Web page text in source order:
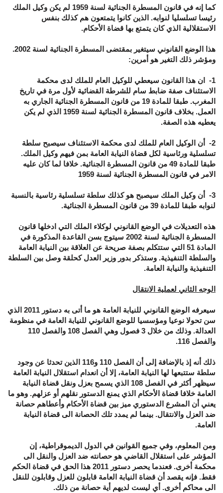
كما إنه في قانون المسطرة الجنائية لسنة 1959 لم يكن وكيل الملك
رئيسا تسلسليا لنوابه. الذين كانوا يتمتعون هم كذلك بنفس
الاستقلالية الذي كان يتمتع بها قضاة الأحكام.
هذا الوضع القانوني سيتغير بمقتضى المسطرة الجنائية لسنة 2002.
ومؤشر ذلك التغير هو أمرين:
1- ان هذا القانون سيعطي للوكيل العام للملك لدى محكمة
الاستئناف صفة ضابط سام للشرطة القضائية لأول مرة في تاريخ
المغرب. طبقا للمادة 19 من قانون المسطرة الجنائية الجاري به
العمل. بخلاف قانون المسطرة الجنائية لسنة 1959 الذي لم يكن
يعطيه هذه الصفة.
2- أن الوكيل العام للملك لدى محكمة الاستئناف سيصبح سلطة
تسلسلية ورئاسية لكل قضاة النيابة العامة بمن فيهم وكيل الملك.
طبقا للمادة 49 من قانون المسطرة الجنائية. خلافا لما كان عليه
الامر في قانون المسطرة الجنائية لسنة 1959
3- أن وكيل الملك سيصبح هو كذلك سلطة تسلسلية رئاسية بالنسبة
لنوابه طبقا للمادة 39 من قانون المسطرة الجنائية.
هذه التعديلات في الوضع القانوني لوكلاء الملك التي ادخلها قانون
المسطرة الجنائية لسنة 2002 سيتوج بسن القاعدة المذكورة في
المادة 51 التي ستتكلم بصفة صريحة عن العلاقة بين النيابة العامة
والسلطة التنفيذية. وستذكر بدور وزير العدل كحلقة وصل بين السلطة
التنفيذية والنيابة العامة.
الوجه الثاني لعملية الانتقال
سيعرفه الوضع القانوني للنيابة العامة هو ما أتى به دستور 2011 الذي
سن تحولا نوعيا ومؤسسيا للوضع القانوني للنيابة العامة في منظومة
العدالة. وذلك من خلال 3 فصول وهي الفصل 108 والفصل 110
والفصل 116.
ذلك أنه إذ بالإضافة إلى أن الفصل 110 و116 الذين تحدثا عن وجود
سلطة ستتبعها لها النيابة العامة، إلا أن انعدام استقلال النيابة العامة
سيظهر أكثر في الفصل 108 الذي يسمح بعزل ونقل قضاة النيابة
العامة خلافا قضاة الأحكام الذي يمنع الدستور نقلهم أو عزلهم. وهو ما
يعني أن المشرع الدستوري ميز بين قضاة الأحكام وأعطاهم حصانة
ضد العزل والانتقال. بينما لم يمدد تلك الحصانة الى قضاة النيابة
العامة.
ومن المعلوم، وفي جميع القوانين في الدول الديموقراطية، إن
المؤشر على استقلال القاضي هو حصانته ضد العزل والنقل الى
محكمة أخرى. فعندما يحصر دستور 2011 هذا الحق في قضاة الحكم
فقط. فإنه يقصد أن قضاة النيابة العامة قابلون للعزل وقابلون للنقل
الى محاكم أخرى. أي ليست لديهم أية حصانة من ذلك.